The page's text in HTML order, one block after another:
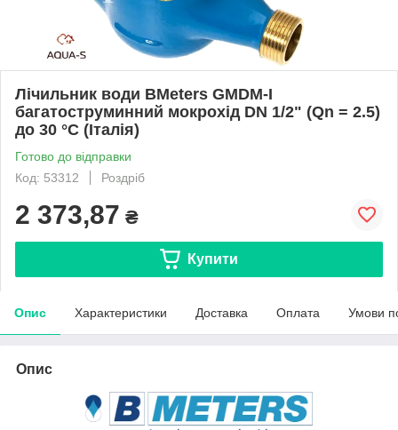
Лічильник води BMeters GMDM-I
багатоструминний мокрохід DN 1/2" (Qn = 2.5)
до 30 °C (Італія)
Готово до відправки
Код: 53312
Роздріб
2 373,87 ₴
Купити
Опис Характеристики Доставка Оплата Умови
Опис